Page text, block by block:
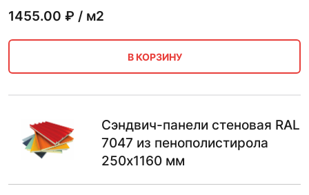
1455.00 ₽ / м2
В КОРЗИНУ
Сэндвич-панели стеновая RAL
7047 из пенополистирола
250х1160 мм